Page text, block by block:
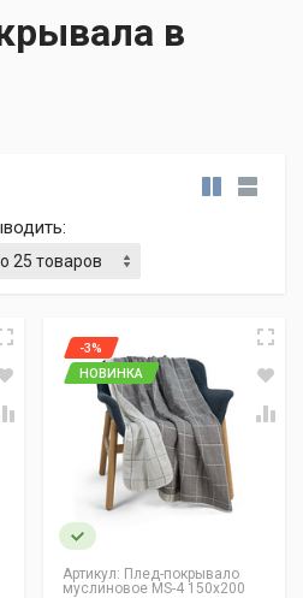
в
Артикул: Плед-покрывало
муслиновое MS-4 150х200
-3%
НОВИНКА